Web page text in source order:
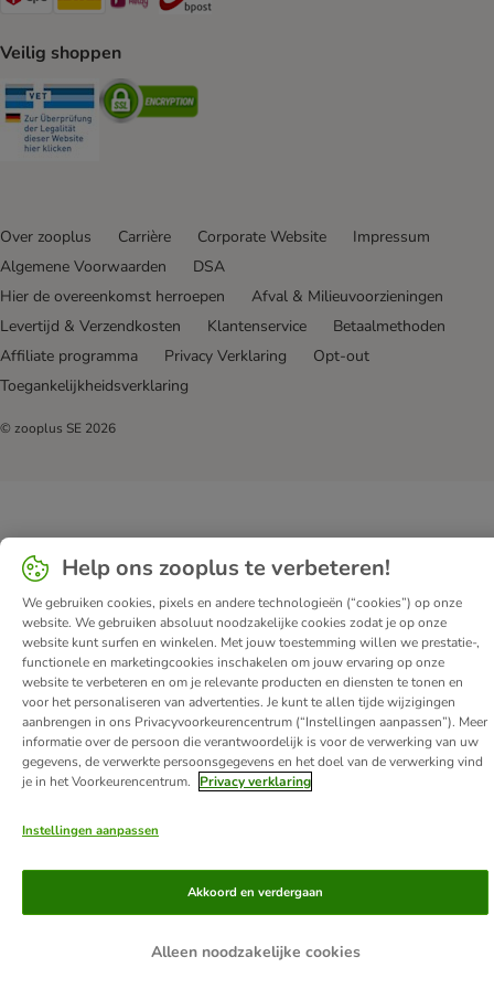
Veilig shoppen
Security Security
Over zooplus Carrière Corporate Website
Impressum
Algemene Voorwaarden
DSA
Hier de overeenkomst herroepen
Afval & Milieuvoorzieningen
Levertijd & Verzendkosten
Klantenservice
Betaalmethoden
Affiliate programma
Privacy Verklaring
Opt-out
Toegankelijkheidsverklaring
© zooplus SE 2026
Help ons zooplus te verbeteren!
We gebruiken cookies, pixels en andere technologieën (“cookies”) op onze
website. We gebruiken absoluut noodzakelijke cookies zodat je op onze
website kunt surfen en winkelen. Met jouw toestemming willen we prestatie-,
functionele en marketingcookies inschakelen om jouw ervaring op onze
website te verbeteren en om je relevante producten en diensten te tonen en
voor het personaliseren van advertenties. Je kunt te allen tijde wijzigingen
aanbrengen in ons Privacyvoorkeurencentrum (“Instellingen aanpassen”). Meer
informatie over de persoon die verantwoordelijk is voor de verwerking van uw
gegevens, de verwerkte persoonsgegevens en het doel van de verwerking vind
je in het Voorkeurencentrum.
Privacy verklaring
Instellingen aanpassen
Alleen noodzakelijke cookies
Akkoord en verdergaan